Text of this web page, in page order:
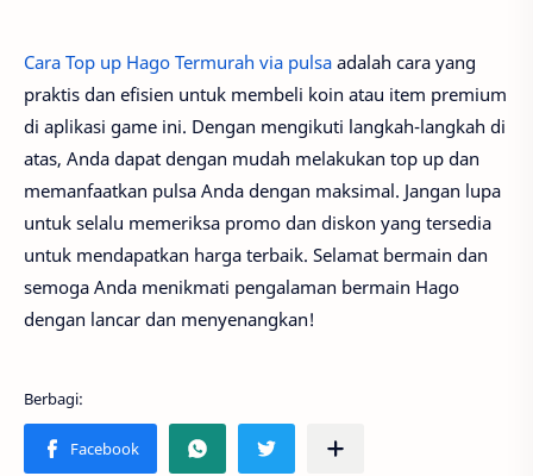
Cara Top up Hago Termurah via pulsa adalah cara yang
praktis dan efisien untuk membeli koin atau item premium
di aplikasi game ini. Dengan mengikuti langkah-langkah di
atas, Anda dapat dengan mudah melakukan top up dan
memanfaatkan pulsa Anda dengan maksimal. Jangan lupa
untuk selalu memeriksa promo dan diskon yang tersedia
untuk mendapatkan harga terbaik. Selamat bermain dan
semoga Anda menikmati pengalaman bermain Hago
dengan lancar dan menyenangkan!